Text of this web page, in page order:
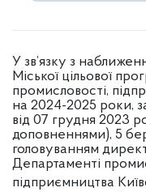
У зв’язку з
Міської цільової
промисловості,
на 2024-2025 роки,
від 07 грудня 2023
доповненнями), 5
головуванням
Департаменті
підприємництва